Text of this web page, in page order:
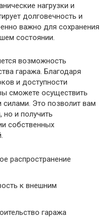
нагрузки и
долговечность и
важно для сохранения
состоянии.
возможность
гаража. Благодаря
и доступности
сможете осуществить
силами. Это позволит вам
но и получить
собственных
распространение
к внешним
гаража